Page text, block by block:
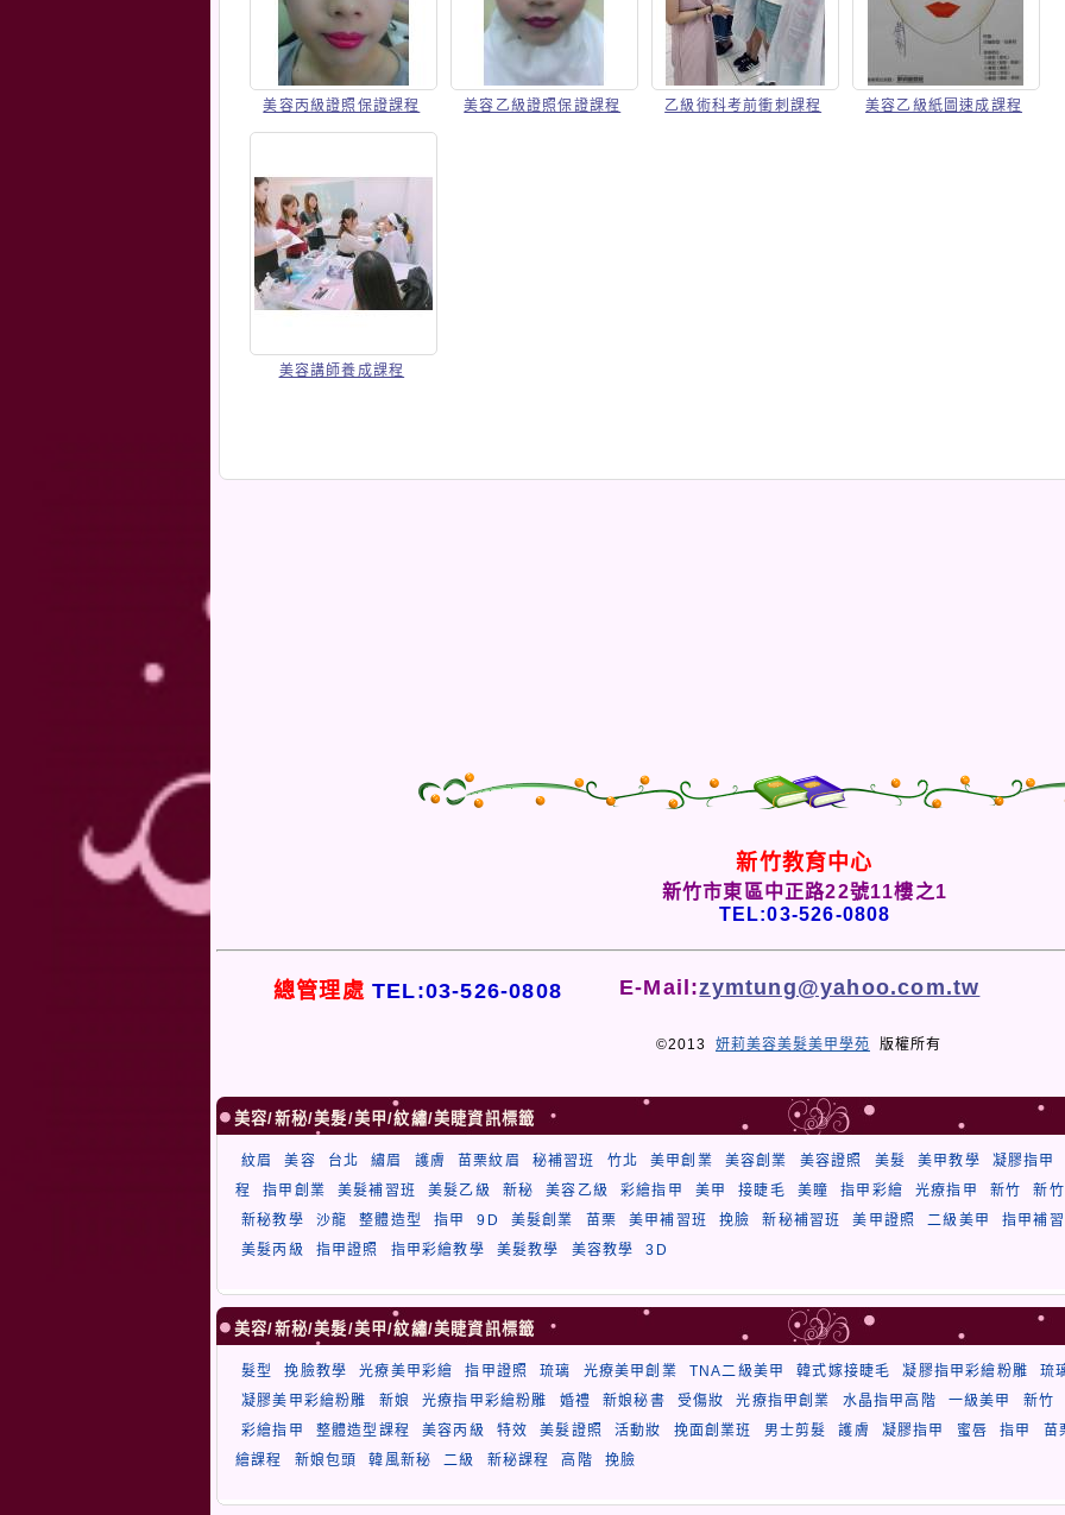
美容丙級證照保證課程 美容乙級證照保證課程 乙級術科考前衝刺課程 美容乙級紙圖速成課程
美容講師養成課程
新竹教育中心
新竹市東區中正路22號11樓之1
TEL:03-526-0808
總管理處 TEL:03-526-0808 E-Mail:zymtung@yahoo.com.tw
©2013 妍莉美容美髮美甲學苑 版權所有
美容/新秘/美髮/美甲/紋繡/美睫資訊標籤
紋眉 美容 台北 繡眉 護膚 苗栗紋眉 秘補習班 竹北 美甲創業 美容創業 美容證照 美髮 美甲教學
凝膠指甲
程
指甲創業 美髮補習班 美髮乙級 新秘 美容乙級 彩繪指甲 美甲 接睫毛 美瞳 指甲彩繪 光療指甲 新竹
新
新秘教學
沙龍 整體造型 指甲 9D 美髮創業 苗栗 美甲補習班 挽臉 新秘補習班 美甲證照 二級美甲
指甲補
美髮丙級
指甲證照 指甲彩繪教學 美髮教學 美容教學 3D
美容/新秘/美髮/美甲/紋繡/美睫資訊標籤
髮型 挽臉教學 光療美甲彩繪 指甲證照 琉璃 光療美甲創業 TNA二級美甲 韓式嫁接睫毛 凝膠指甲彩繪粉雕
琉
凝膠美甲彩繪粉雕
新娘 光療指甲彩繪粉雕 婚禮 新娘秘書 受傷妝 光療指甲創業 水晶指甲高階 一級美甲
新竹
彩繪指甲
整體造型課程 美容丙級 特效 美髮證照 活動妝 挽面創業班 男士剪髮 護膚 凝膠指甲 蜜唇 指甲
苗
繪課程
新娘包頭 韓風新秘 二級 新秘課程 高階 挽臉